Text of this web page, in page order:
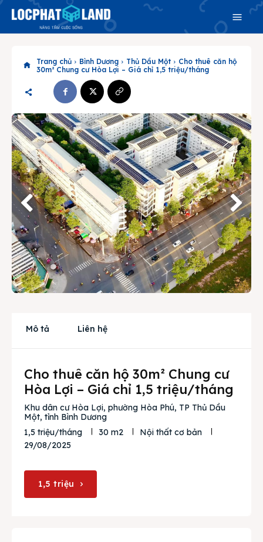
Search
Search
Phiên bản cập nhật V3
& tìm kiếm nhanh chóng hơn
Trang chủ
Dự án
Mua bán
Cho thuê
Liên hệ
Search
Trang chủ Bình Dương Thủ Dầu Một
Cho thuê căn hộ
30m² Chung cư Hòa Lợi – Giá chỉ 1,5 triệu/tháng
Mô tả Liên hệ
Cho thuê căn hộ 30m² Chung cư
Hòa Lợi – Giá chỉ 1,5 triệu/tháng
Khu dân cư Hòa Lợi, phường Hòa Phú, TP Thủ Dầu
Một, tỉnh Bình Dương
1,5 triệu/tháng
30 m2
Nội thất cơ bản
29/08/2025
1,5 triệu